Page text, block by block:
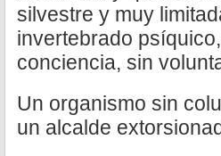
silvestre y muy
invertebrado
conciencia, sin
Un organismo sin
un alcalde